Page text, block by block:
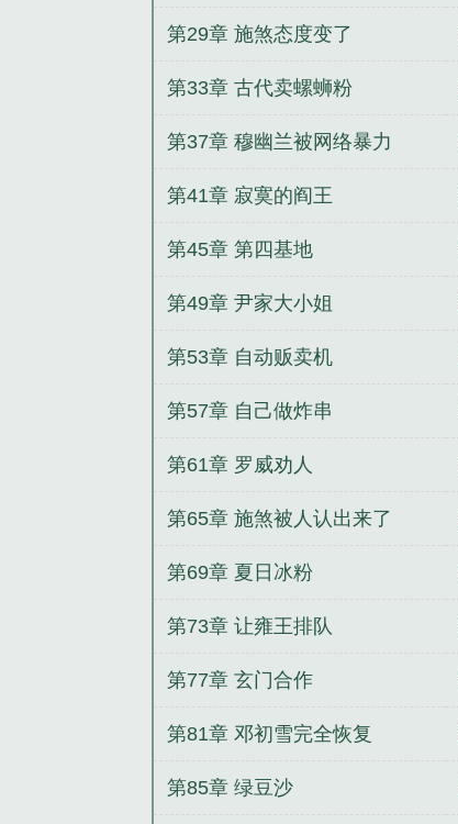
第29章 施煞态度变了
第33章 古代卖螺蛳粉
第37章 穆幽兰被网络暴力
第41章 寂寞的阎王
第45章 第四基地
第49章 尹家大小姐
第53章 自动贩卖机
第57章 自己做炸串
第61章 罗威劝人
第65章 施煞被人认出来了
第69章 夏日冰粉
第73章 让雍王排队
第77章 玄门合作
第81章 邓初雪完全恢复
第85章 绿豆沙